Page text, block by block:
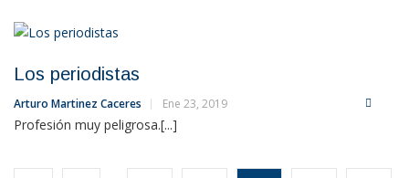
Los periodistas
Arturo Martinez Caceres Ene 23, 2019
Profesión muy peligrosa.[...]